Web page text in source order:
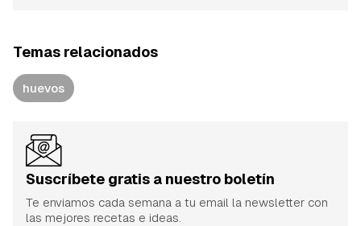
Temas relacionados
huevos
Suscríbete gratis a nuestro boletín
Te enviamos cada semana a tu email la newsletter con
las mejores recetas e ideas.